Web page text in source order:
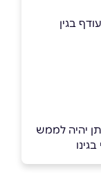
בגין
יהיה לממש